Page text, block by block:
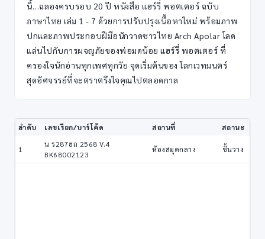
นี้…ฉลองครบรอบ 20 ปี หนังสือ แฮร์รี่ พอตเตอร์ ฉบับ
ภาษาไทย เล่ม 1 - 7 ด้วยการปรับปรุงเนื้อหาใหม่ พร้อมภาพ
ปกและภาพประกอบฝีมือนักวาดชาวไทย Arch Apolar โลด
แล่นไปกับการผจญภัยของพ่อมดน้อย แฮร์รี่ พอตเตอร์ ที่
ครองใจนักอ่านทุกเพศทุกวัย จุดเริ่มต้นของ โลกเวทมนตร์
สุดอัศจรรย์ที่จะตราตรึงใจคุณไปตลอดกาล
ลำดับ เลขเรียก/บาร์โค้ด สถานที่ สถานะ
1
น ร287ฮถ 2568 V.4
BK68002123
ห้องสมุดกลาง ชั้นวาง